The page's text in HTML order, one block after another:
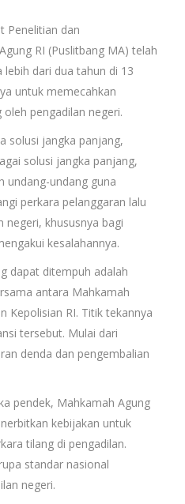
Penelitian dan
RI (Puslitbang MA) telah
dari dua tahun di 13
untuk memecahkan
pengadilan negeri.
solusi jangka panjang,
solusi jangka panjang,
undang-undang guna
perkara pelanggaran lalu
negeri, khususnya bagi
kesalahannya.
dapat ditempuh adalah
antara Mahkamah
Kepolisian RI. Titik tekannya
tersebut. Mulai dari
denda dan pengembalian
pendek, Mahkamah Agung
kebijakan untuk
tilang di pengadilan.
standar nasional
negeri.